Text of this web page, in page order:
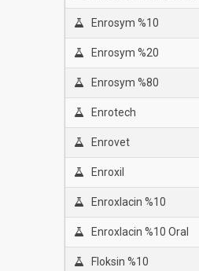
Enrosym %10
Enrosym %20
Enrosym %80
Enrotech
Enrovet
Enroxil
Enroxlacin %10
Enroxlacin %10 Oral
Floksin %10